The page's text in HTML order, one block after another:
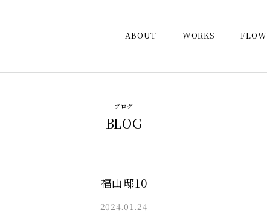
ABOUT WORKS FLOW
ブログ
BLOG
福山邸10
2024.01.24